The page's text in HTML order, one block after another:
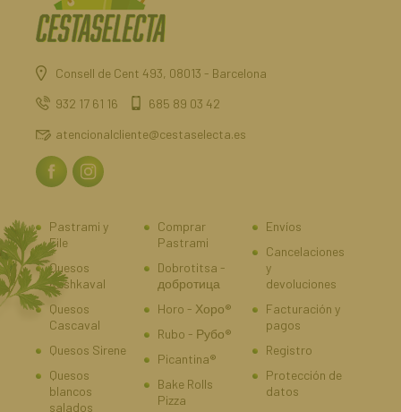
Consell de Cent 493, 08013 - Barcelona
932 17 61 16
685 89 03 42
atencionalcliente@cestaselecta.es
Pastrami y
File
Quesos
Kashkaval
Quesos
Cascaval
Quesos Sirene
Quesos
blancos
salados
Comprar
Pastrami
Dobrotitsa -
добротица
Horo - Хоро®
Rubo - Рубо®
Picantina®
Bake Rolls
Pizza
Envíos
Cancelaciones
y
devoluciones
Facturación y
pagos
Registro
Protección de
datos